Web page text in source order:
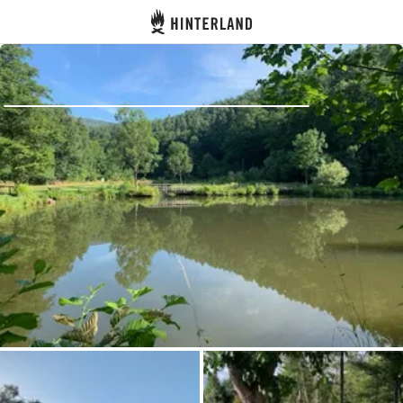
Hinterland
Se connecter
Créer un compte
Devenir hôte·sse
Emplacements
Hébergements